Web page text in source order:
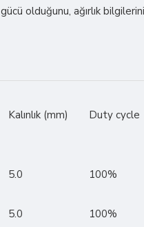
olduğunu, ağırlık
Kalınlık (mm) Duty cycle
5.0 100%
5.0 100%